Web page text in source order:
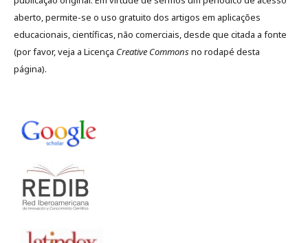
aberto, permite-se o uso gratuito dos artigos em aplicações
educacionais, científicas, não comerciais, desde que citada a fonte
(por favor, veja a Licença Creative Commonsno rodapé desta
página).